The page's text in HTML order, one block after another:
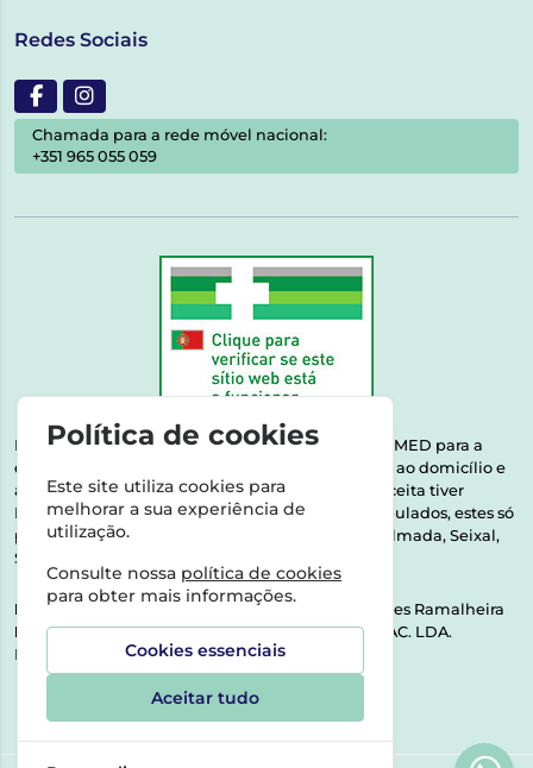
Redes Sociais
Chamada para a rede móvel nacional:
+351 965 055 059
Esta farmácia encontra-se autorizada pelo INFARMED para a
dispensa de medicamentos e produtos de saúde ao domicílio e
através da internet. Medicamentos | Se na sua receita tiver
MSRM, MNSRM, MSRMV ou Medicamentos Manipulados, estes só
podem ser entregues nos seguintes concelhos: Almada, Seixal,
Sesimbra, Oeiras e Lisboa.
Direção Técnica:
Dra. Raquel Alexandra Fernandes Ramalheira
NIPC:513064133 | ASPAS E NÚMEROS SOC. FARMAC. LDA.
Rua dos Castanheiros 5 AB Feijó2810-036 Almada
Política de cookies
Este site utiliza cookies para
melhorar a sua experiência de
utilização.
Consulte nossa política de cookies
para obter mais informações.
Cookies essenciais
Aceitar tudo